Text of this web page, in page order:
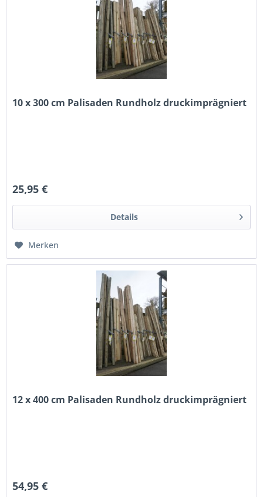
10 x 300 cm Palisaden Rundholz druckimprägniert
25,95 €
Details
Merken
12 x 400 cm Palisaden Rundholz druckimprägniert
54,95 €